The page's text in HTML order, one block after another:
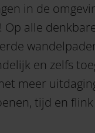
in de
Op alle
en zelfs
meer
tijd en